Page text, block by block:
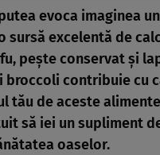
evoca imaginea
sursă excelentă de
pește conservat și
broccoli contribuie cu
tău de aceste
să iei un supliment
oaselor.